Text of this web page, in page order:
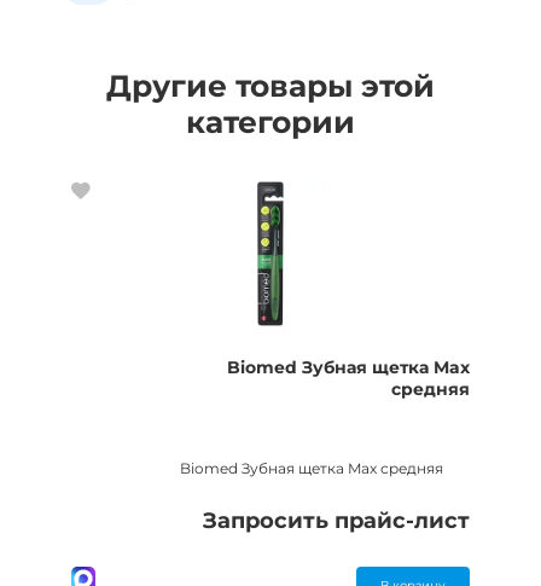
Другие товары этой
категории
Biomed Зубная щетка Max
средняя
Biomed Зубная щетка Max средняя
Запросить прайс-лист